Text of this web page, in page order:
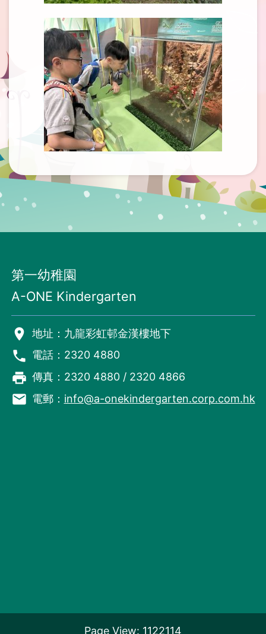
第一幼稚園
A-ONE Kindergarten
room 地址：九龍彩虹邨金漢樓地下
phone 電話：2320 4880
local_printshop 傳真：2320 4880 / 2320 4866
email 電郵： info@a-onekindergarten.corp.com.hk
Page View: 1122114